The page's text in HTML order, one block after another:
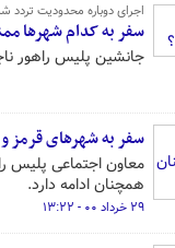
اجرای دوباره محدودیت تردد
سفر به کدام شهرها
جانشین پلیس راهور
سفر به شهرهای قرمز
معاون اجتماعی پلیس
همچنان ادامه دارد.
۲۹ خرداد ۰۰ - ۱۳:۲۲